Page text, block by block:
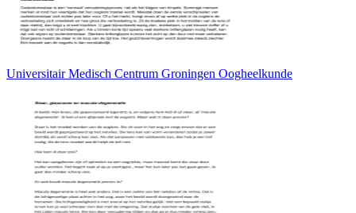
Universitair Medisch Centrum Groningen Oogheelkunde